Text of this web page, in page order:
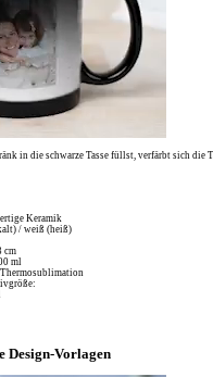
in die schwarze Tasse füllst, verfärbt sich die
Keramik
/ weiß (heiß)
cm
ml
Design-Vorlagen